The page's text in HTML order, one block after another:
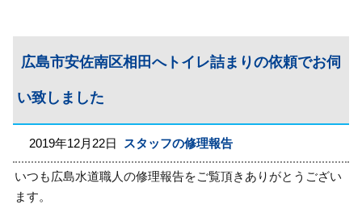
広島市安佐南区相田へトイレ詰まりの依頼でお伺
い致しました
2019年12月22日 スタッフの修理報告
いつも広島水道職人の修理報告をご覧頂きありがとうござい
ます。